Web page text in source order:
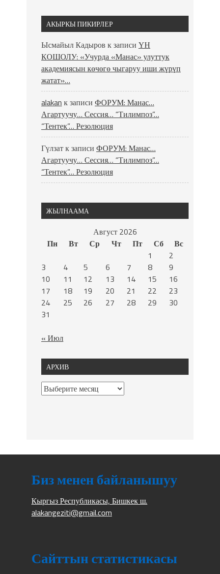
АКЫРКЫ ПИКИРЛЕР
Ысмайыл Кадыров к записи ҮН
КОШОЛУ: «Учурда «Манас» улуттук
академиясын көчөгө чыгаруу иши жүрүп
жатат»…
alakan к записи ФОРУМ: Манас…
Агартуучу… Сессия… “Тилимпоз”…
“Тентек”… Резолюция
Гүлзатк записи ФОРУМ: Манас…
Агартуучу… Сессия… “Тилимпоз”…
“Тентек”… Резолюция
ЖЫЛНААМА
Август 2026
Пн
Вт Ср Чт Пт Сб
Вс
1
2
3
4 5 6 7 8
9
10
11 12 13 14 15
16
17
18 19 20 21 22
23
24
25 26 27 28 29
30
31
« Июл
АРХИВ
Биз менен байланышуу
Кыргыз Республикасы, Бишкек ш.
alakangeziti@gmail.com
Сайттын статистикасы